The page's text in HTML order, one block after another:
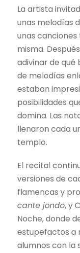
La artista
unas melodías
unas
misma.
adivinar de qué
de melodías
estaban
posibilidades
domina. Las
llenaron cada
templo.
El recital
versiones de
flamencas y
cante jondo, y
Noche, donde
estupefactos a
alumnos con la